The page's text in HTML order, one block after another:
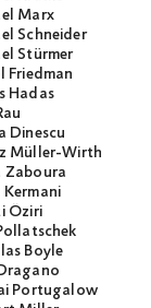
Marx
Schneider
Stürmer
Friedman
Hadas
Dinescu
Müller-Wirth
Zaboura
Öziri
Boyle
Portugalow